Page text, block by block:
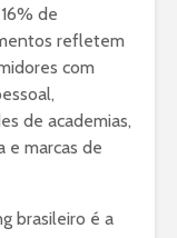
de
refletem
com
de academias,
e marcas de
brasileiro é a